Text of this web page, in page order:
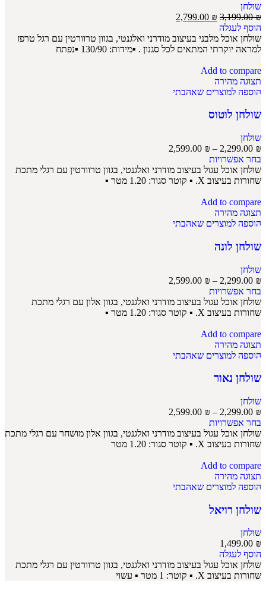
שולחן
3,199.00₪
2,799.00 ₪
הוסף לעגלה
שולחן אוכל מלבני בעיצוב מודרני ואלגנטי, בגוון טרוורטין עם רגל טרפז
למראה יוקרתי המתאים לכל סגנון . ▪מידות: 130/90 ▪נפתח
Add to compare
תצוגה מהירה
הוספה למוצרים שאהבתי
שולחן לוטוס
שולחן
2,299.00 ₪
–
2,599.00 ₪
בחר אפשרויות
שולחן אוכל עגול בעיצוב מודרני ואלגנטי, בגוון טרוורטין עם רגלי מתכת
שחורות בעיצוב X. ▪ קוטר סגור: 1.20 מטר ▪
Add to compare
תצוגה מהירה
הוספה למוצרים שאהבתי
שולחן לונה
שולחן
2,299.00 ₪
–
2,599.00 ₪
בחר אפשרויות
שולחן אוכל עגול בעיצוב מודרני ואלגנטי, בגוון אלון עם רגלי מתכת
שחורות בעיצוב X. ▪ קוטר סגור: 1.20 מטר ▪
Add to compare
תצוגה מהירה
הוספה למוצרים שאהבתי
שולחן נאור
שולחן
2,299.00 ₪
–
2,599.00 ₪
בחר אפשרויות
שולחן אוכל עגול בעיצוב מודרני ואלגנטי, בגוון אלון מושחר עם רגלי מתכת
שחורות בעיצוב X. ▪ קוטר סגור: 1.20 מטר
Add to compare
תצוגה מהירה
הוספה למוצרים שאהבתי
שולחן רויאל
שולחן
1,499.00 ₪
הוסף לעגלה
שולחן אוכל עגול בעיצוב מודרני ואלגנטי, בגוון טרוורטין עם רגלי מתכת
שחורות בעיצוב X. ▪ קוטר: 1 מטר ▪ עשוי